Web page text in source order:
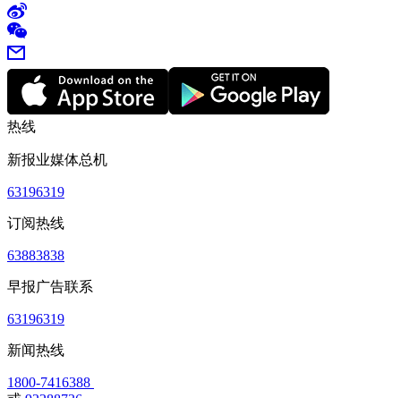
热线
新报业媒体总机
63196319
订阅热线
63883838
早报广告联系
63196319
新闻热线
1800-7416388